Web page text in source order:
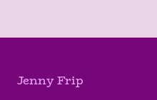
Jenny Frip